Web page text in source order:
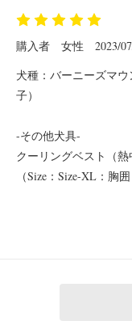
購入者 女性
2023/
犬種：バーニーズマ
子）
-その他犬具-
クーリングベスト（
（Size：Size-XL：胸